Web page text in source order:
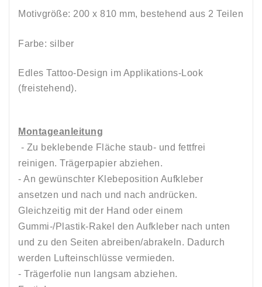
Motivgröße: 200 x 810 mm, bestehend aus 2 Teilen
Farbe: silber
Edles Tattoo-Design im Applikations-Look
(freistehend).
Montageanleitung
- Zu beklebende Fläche staub- und fettfrei
reinigen. Trägerpapier abziehen.
- An gewünschter Klebeposition Aufkleber
ansetzen und nach und nach andrücken.
Gleichzeitig mit der Hand oder einem
Gummi-/Plastik-Rakel den Aufkleber nach unten
und zu den Seiten abreiben/abrakeln. Dadurch
werden Lufteinschlüsse vermieden.
- Trägerfolie nun langsam abziehen.